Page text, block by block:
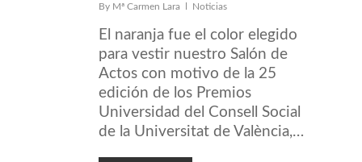
By Mª Carmen Lara Noticias
El naranja fue el color elegido
para vestir nuestro Salón de
Actos con motivo de la 25
edición de los Premios
Universidad del Consell Social
de la Universitat de València,…